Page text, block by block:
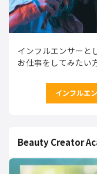
インフルエンサーと
お仕事をしてみたい
インフルエ
Beauty Creator